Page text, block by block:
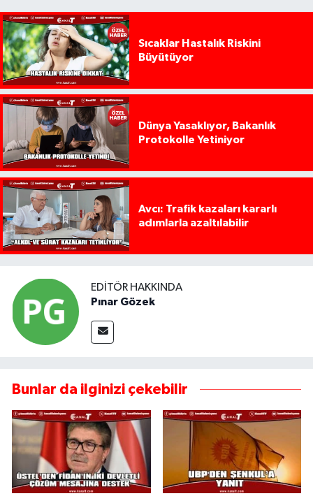
Sıcaklar Hastalık Riskini
Büyütüyor
Dünya Yasaklıyor, Bakanlık
Protokolle Yetiniyor
Avcı: Trafik kazaları kararlı
adımlarla azaltılabilir
EDITÖR HAKKINDA
Pınar Gözek
Bunlar da ilginizi çekebilir